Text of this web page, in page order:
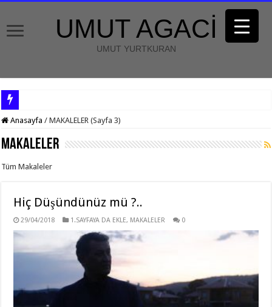
UMUT AGACİ
UMUT YURTKURAN
Anasayfa / MAKALELER (Sayfa 3)
MAKALELER
Tüm Makaleler
Hiç Düşündünüz mü ?..
29/04/2018 1.SAYFAYA DA EKLE, MAKALELER 0